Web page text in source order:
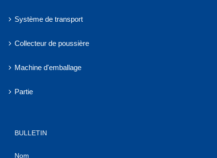
Système de transport
Collecteur de poussière
Machine d'emballage
Partie
BULLETIN
Nom